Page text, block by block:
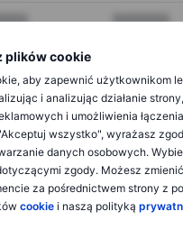
plików cookie
aby zapewnić użytkownikom
i analizując działanie
i umożliwienia
wszystko", wyrażasz
danych osobowych.
zgody. Możesz
za pośrednictwem strony z
cookie i naszą polityką
XXXXXXX
XXXXXXX
XXXXXXX